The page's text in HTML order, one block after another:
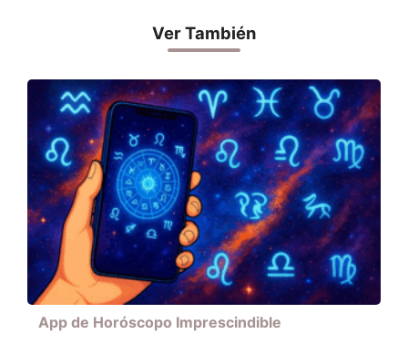
Ver También
App de Horóscopo Imprescindible